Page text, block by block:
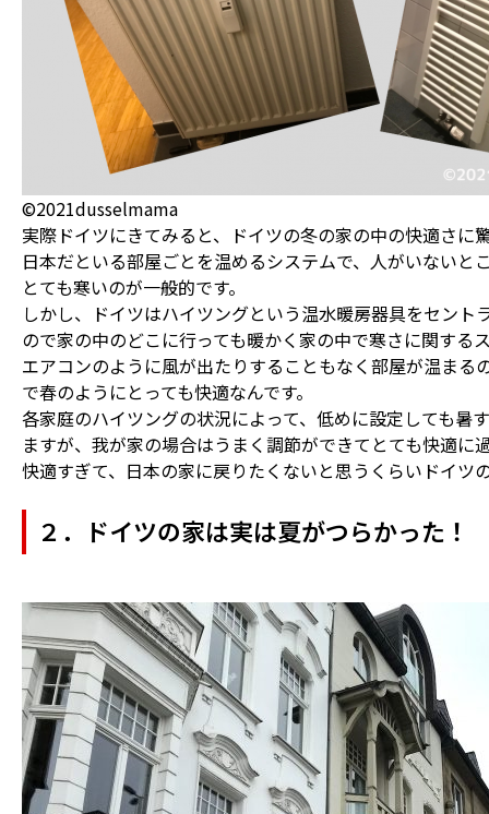
©2021dusselmama
実際ドイツにきてみると、ドイツの冬の家の中の快適さに
日本だといる部屋ごとを温めるシステムで、人がいないと
とても寒いのが一般的です。
しかし、ドイツはハイツングという温水暖房器具をセント
ので家の中のどこに行っても暖かく家の中で寒さに関する
エアコンのように風が出たりすることもなく部屋が温まる
で春のようにとっても快適なんです。
各家庭のハイツングの状況によって、低めに設定しても暑
ますが、我が家の場合はうまく調節ができてとても快適に
快適すぎて、日本の家に戻りたくないと思うくらいドイツ
２．ドイツの家は実は夏がつらかった！